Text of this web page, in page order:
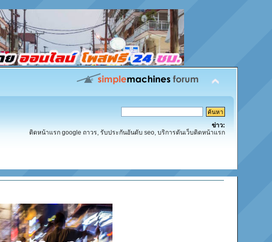
ข่าว:
ติดหน้าแรก google ถาวร, รับประกันอันดับ seo, บริการดันเว็บติดหน้าแรก